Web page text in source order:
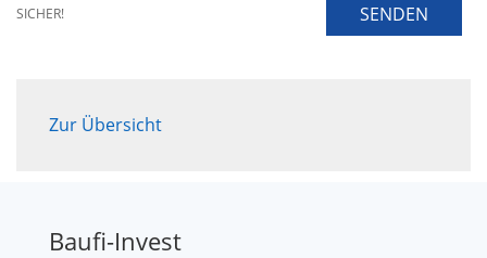
SICHER! SENDEN
Zur Übersicht
Baufi-Invest